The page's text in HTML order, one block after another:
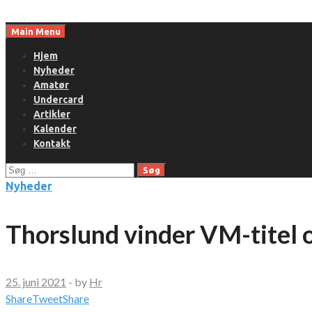
toMain Menu
Hjem
Nyheder
Amatør
Undercard
Artikler
Kalender
Kontakt
Søg
efter:
Nyheder
Thorslund vinder VM-titel
25. juni 2021 - by Hr
ShareTweetShare